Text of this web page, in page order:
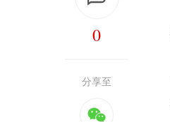
0
分享至